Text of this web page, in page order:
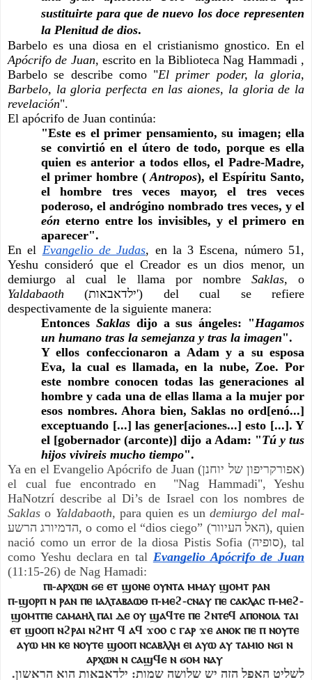
sustituirte para que de nuevo los doce representen
la Plenitud de dios.
Apócrifo de Juan, escrito en la Biblioteca Nag Hammadi ,
Barbelo se describe como "El primer poder, la gloria,
Barbelo, la gloria perfecta en las aiones, la gloria de la
revelación".
El apócrifo de Juan continúa:
"Este es el primer pensamiento, su imagen; ella
se convirtió en el útero de todo, porque es ella
quien es anterior a todos ellos, el Padre-Madre,
el primer hombre ( Antropos), el Espíritu Santo,
el hombre tres veces mayor, el tres veces
eón eterno entre los invisibles, y el primero en
aparecer".
En el Evangelio de Judas, en la 3 Escena, número 51,
Yeshu consideró que el Creador es un dios menor, un
demiurgo al cual le llama por nombre Saklas
Yaldabaoth (ילדאבאות') del cual se refiere
despectivamente de la siguiente manera:
Entonces Saklas dijo a sus ángeles: "Hagamos
un humano tras la semejanza y tras la imagen".
Y ellos confeccionaron a Adam y a su esposa
Eva, la cual es llamada, en la nube, Zoe. Por
este nombre conocen todas las generaciones al
hombre y cada una de ellas llama a la mujer por
esos nombres. Ahora bien, Saklas no ord[enó...]
exceptuando [...] las gener[aciones...] esto [...]. Y
el [gobernador (arconte)] dijo a Adam: "Tú y tus
hijos vivireis mucho tiempo".
Ya en el Evangelio Apócrifo de Juan (אפורקריפון של יוחנן)
el cual fue encontrado en  "Nag Hammadi", Yeshu
Saklas o Yaldabaoth, para quien es un demiurgo del mal-
הדמיורג הרשע, o como el “dios ciego” (האל העיוור), quien
nació como un error de la diosa Pistis Sofia (סופיה), tal
como Yeshu declara en tal Evangelio Apócrifo de Juan
(11:15-26) de Nag Hamadi:
ⲡⲓ-ⲁⲣⲭⲱⲛ ϭⲉ ⲉⲧ ϣⲟⲛⲉ ⲟⲩⲛⲧⲁ ⲙⲙⲁⲩ ϣⲟⲙⲧ ⲣⲁⲛ
ⲡ-ϣⲟⲣⲡ ⲛ ⲣⲁⲛ ⲡⲉ ⲓⲁⲗⲧⲁⲃⲁⲱⲑ ⲡ-ⲙⲉϩ-ⲥⲛⲁⲩ ⲡⲉ ⲥⲁⲕⲗⲁⲥ ⲡ-ⲙⲉϩ-
ϣⲟⲙⲧⲡⲉ ⲥⲁⲙⲁⲏⲗ ⲡⲁⲓ ⲇⲉ ⲟⲩ ϣⲁϥⲧⲉ ⲡⲉ ϩⲛⲧⲉϥ ⲁⲡⲟⲛⲟⲓⲁ ⲧⲁⲓ
ⲉⲧ ϣⲟⲟⲡ ⲛϩⲣⲁⲓ ⲛϩⲏⲧ ϥ ⲁϥ ϫⲟⲟ ⲥ ⲅⲁⲣ ϫⲉ ⲁⲛⲟⲕ ⲡⲉ ⲡ ⲛⲟⲩⲧⲉ
ⲁⲩⲱ ⲙⲛ ⲕⲉ ⲛⲟⲩⲧⲉ ϣⲟⲟⲡ ⲛⲥⲁⲃⲗⲗⲏ ⲉⲓ ⲁⲩⲱ ⲁⲩ ⲧⲁⲙⲓⲟ ⲛϭⲓ ⲛ
ⲁⲣⲭⲱⲛ ⲛ ⲥⲁϣϥⲉ ⲛ ϭⲟⲙ ⲛⲁⲩ